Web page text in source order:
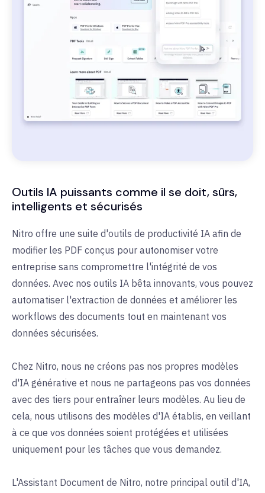
Outils IA puissants comme il se doit, sûrs,
intelligents et sécurisés
Nitro offre une suite d'outils de productivité IA afin de
modifier les PDF conçus pour autonomiser votre
entreprise sans compromettre l'intégrité de vos
données. Avec nos outils IA bêta innovants, vous pouvez
automatiser l'extraction de données et améliorer les
workflows des documents tout en maintenant vos
données sécurisées.
Chez Nitro, nous ne créons pas nos propres modèles
d'IA générative et nous ne partageons pas vos données
avec des tiers pour entraîner leurs modèles. Au lieu de
cela, nous utilisons des modèles d'IA établis, en veillant
à ce que vos données soient protégées et utilisées
uniquement pour les tâches que vous demandez.
L'Assistant Document de Nitro, notre principal outil d'IA,